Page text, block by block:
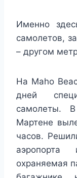
Именно
самолетов,
– другом
На Maho
дней
самолеты.
Мартене
часов.
охраняемая